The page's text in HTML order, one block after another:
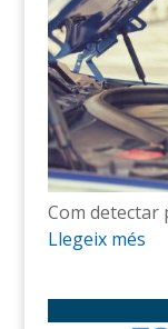
Com
Llegeix més